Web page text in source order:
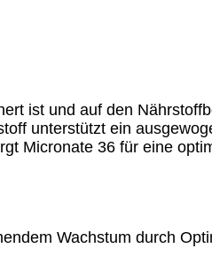
ist und auf den
unterstützt ein
Micronate 36 für eine
Wachstum durch